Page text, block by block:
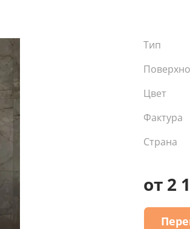
Тип
Цвет
Фактура
Страна
от 2